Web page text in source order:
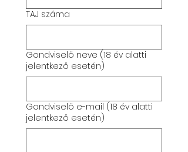
TAJ száma
Gondviselő neve (18 év alatti
jelentkező esetén)
Gondviselő e-mail (18 év alatti
jelentkező esetén)